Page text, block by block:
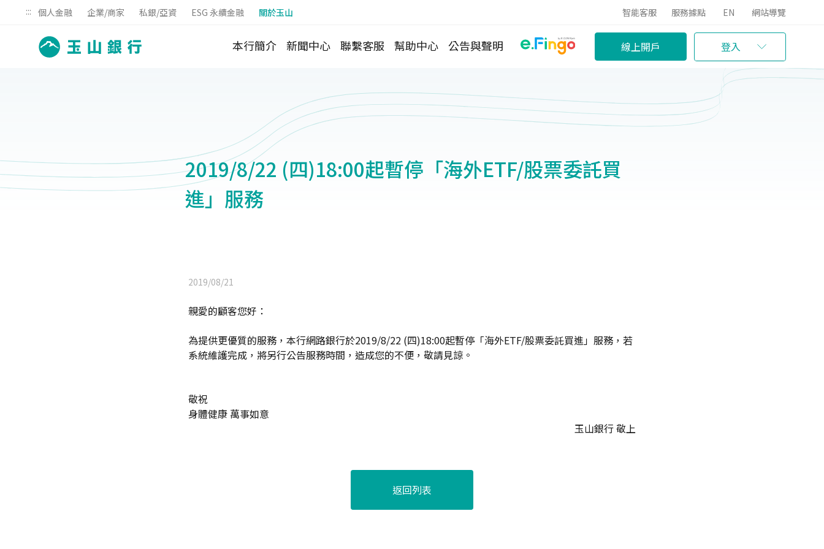
::: 個人金融 企業/商家 私銀/亞資 ESG 永續金融 關於玉山 智能客服 服務據點 EN 網站導覽
本行簡介 新聞中心 聯繫客服 幫助中心 公告與聲明 線上開戶 登入
2019/8/22 (四)18:00起暫停「海外ETF/股票委託買
進」服務
2019/08/21
親愛的顧客您好：
為提供更優質的服務，本行網路銀行於2019/8/22 (四)18:00起暫停「海外ETF/股票委託買進」服務，若
系統維護完成，將另行公告服務時間，造成您的不便，敬請見諒。
敬祝
身體健康 萬事如意
玉山銀行 敬上
返回列表